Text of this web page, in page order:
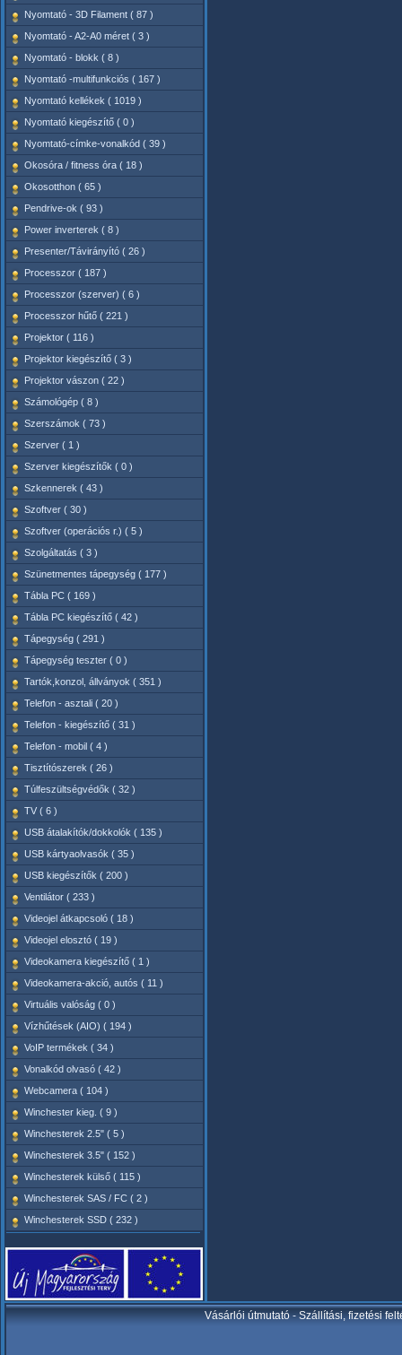
Nyomtató - 3D Filament ( 87 )
Nyomtató - A2-A0 méret ( 3 )
Nyomtató - blokk ( 8 )
Nyomtató -multifunkciós ( 167 )
Nyomtató kellékek ( 1019 )
Nyomtató kiegészítő ( 0 )
Nyomtató-címke-vonalkód ( 39 )
Okosóra / fitness óra ( 18 )
Okosotthon ( 65 )
Pendrive-ok ( 93 )
Power inverterek ( 8 )
Presenter/Távirányító ( 26 )
Processzor ( 187 )
Processzor (szerver) ( 6 )
Processzor hűtő ( 221 )
Projektor ( 116 )
Projektor kiegészítő ( 3 )
Projektor vászon ( 22 )
Számológép ( 8 )
Szerszámok ( 73 )
Szerver ( 1 )
Szerver kiegészítők ( 0 )
Szkennerek ( 43 )
Szoftver ( 30 )
Szoftver (operációs r.) ( 5 )
Szolgáltatás ( 3 )
Szünetmentes tápegység ( 177 )
Tábla PC ( 169 )
Tábla PC kiegészítő ( 42 )
Tápegység ( 291 )
Tápegység teszter ( 0 )
Tartók,konzol, állványok ( 351 )
Telefon - asztali ( 20 )
Telefon - kiegészítő ( 31 )
Telefon - mobil ( 4 )
Tisztítószerek ( 26 )
Túlfeszültségvédők ( 32 )
TV ( 6 )
USB átalakítók/dokkolók ( 135 )
USB kártyaolvasók ( 35 )
USB kiegészítők ( 200 )
Ventilátor ( 233 )
Videojel átkapcsoló ( 18 )
Videojel elosztó ( 19 )
Videokamera kiegészítő ( 1 )
Videokamera-akció, autós ( 11 )
Virtuális valóság ( 0 )
Vízhűtések (AIO) ( 194 )
VoIP termékek ( 34 )
Vonalkód olvasó ( 42 )
Webcamera ( 104 )
Winchester kieg. ( 9 )
Winchesterek 2.5" ( 5 )
Winchesterek 3.5" ( 152 )
Winchesterek külső ( 115 )
Winchesterek SAS / FC ( 2 )
Winchesterek SSD ( 232 )
Vásárlói útmutató-Szállítási, fizetési